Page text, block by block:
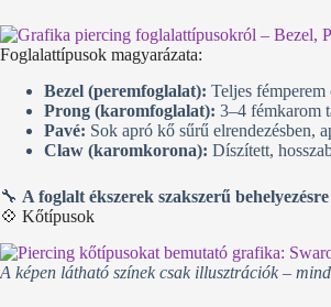
Foglalattípusok magyarázata:
Bezel (peremfoglalat): Teljes
Prong (karomfoglalat): 3–4 fémkarom
Pavé: Sok apró kő sűrű elrendezésben,
Claw (karomkorona): Díszített,
🔧 A foglalt ékszerek szakszerű
💠 Kőtípusok
A képen látható színek csak illusztrációk –